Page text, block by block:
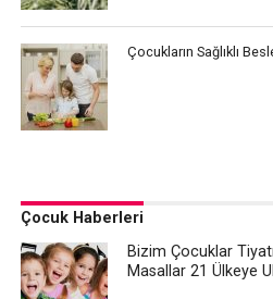
Çocukların Sağlıklı
Çocuk Haberleri
Bizim Çocuklar
Masallar 21 Ülkeye